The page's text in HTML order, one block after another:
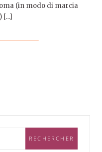
(in modo di marcia
[…]